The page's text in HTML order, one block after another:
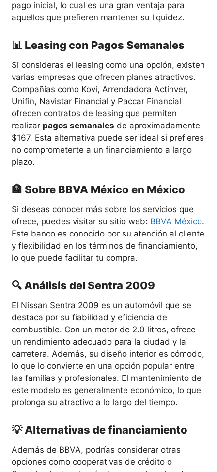
pago inicial, lo cual es una gran ventaja para
aquellos que prefieren mantener su liquidez.
📊 Leasing con Pagos Semanales
Si consideras el leasing como una opción, existen
varias empresas que ofrecen planes atractivos.
Compañías como Kovi, Arrendadora Actinver,
Unifin, Navistar Financial y Paccar Financial
ofrecen contratos de leasing que permiten
realizar pagos semanales de aproximadamente
$167. Esta alternativa puede ser ideal si prefieres
no comprometerte a un financiamiento a largo
plazo.
🏦 Sobre BBVA México en México
Si deseas conocer más sobre los servicios que
ofrece, puedes visitar su sitio web: BBVA México.
Este banco es conocido por su atención al cliente
y flexibilidad en los términos de financiamiento,
lo que puede facilitar tu compra.
🔍 Análisis del Sentra 2009
El Nissan Sentra 2009 es un automóvil que se
destaca por su fiabilidad y eficiencia de
combustible. Con un motor de 2.0 litros, ofrece
un rendimiento adecuado para la ciudad y la
carretera. Además, su diseño interior es cómodo,
lo que lo convierte en una opción popular entre
las familias y profesionales. El mantenimiento de
este modelo es generalmente económico, lo que
prolonga su atractivo a lo largo del tiempo.
💡 Alternativas de financiamiento
Además de BBVA, podrías considerar otras
opciones como cooperativas de crédito o